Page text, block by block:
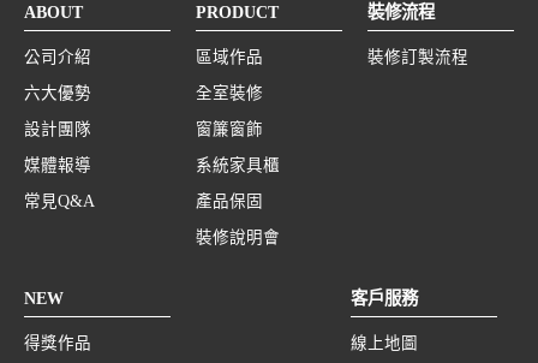
ABOUT
公司介紹
六大優勢
設計團隊
媒體報導
常見Q&A
PRODUCT
區域作品
全室裝修
窗簾窗飾
系統家具櫃
產品保固
裝修說明會
裝修流程
裝修訂製流程
NEW
得獎作品
客戶服務
線上地圖